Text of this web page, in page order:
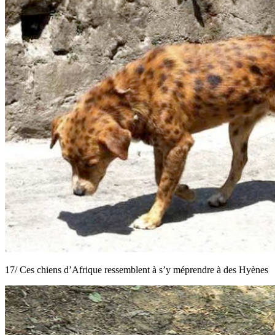
17/ Ces chiens d’Afrique ressemblent à s’y méprendre à des Hyènes